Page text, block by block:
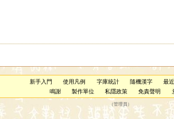
新手入門 使用凡例 字庫統計 隨機漢字
最
鳴謝
製作單位 私隱政策 免責聲明
（管理員 ）